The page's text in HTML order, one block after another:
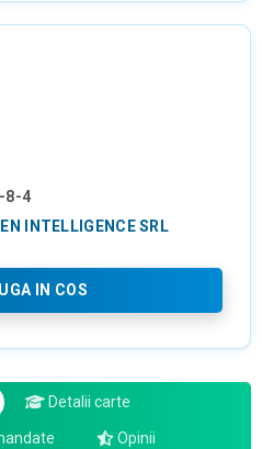
8-4
INTELLIGENCE SRL
IN COS
Detalii carte
Opinii